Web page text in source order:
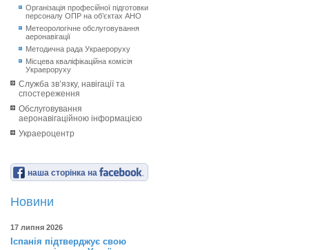
Організація професійної підготовки
персоналу ОПР на об’єктах АНО
Метеорологічне обслуговування
аеронавігації
Методична рада Украероруху
Місцева кваліфікаційна комісія
Украероруху
Служба зв’язку, навігації та
спостереження
Обслуговування
аеронавігаційною інформацією
Украероцентр
наша сторінка на
Новини
17 липня 2026
Іспанія підтверджує свою